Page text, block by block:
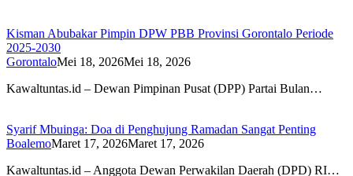
Kisman Abubakar Pimpin DPW PBB Provinsi Gorontalo Periode
2025-2030
GorontaloMei 18, 2026Mei 18, 2026
Kawaltuntas.id – Dewan Pimpinan Pusat (DPP) Partai Bulan…
Syarif Mbuinga: Doa di Penghujung Ramadan Sangat Penting
BoalemoMaret 17, 2026Maret 17, 2026
Kawaltuntas.id – Anggota Dewan Perwakilan Daerah (DPD) RI…